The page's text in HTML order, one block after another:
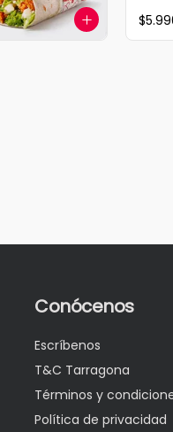
Conócenos
Escríbenos
T&C Tarragona
Términos y
Política de privacidad